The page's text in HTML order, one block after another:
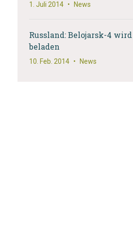
1. Juli 2014 • News
Russland: Belojarsk-4
beladen
10. Feb. 2014 • News